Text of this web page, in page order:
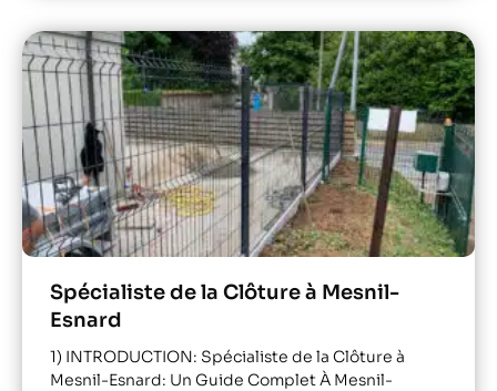
Spécialiste de la Clôture à Mesnil-
Esnard
1) INTRODUCTION: Spécialiste de la Clôture à
Mesnil-Esnard: Un Guide Complet À Mesnil-